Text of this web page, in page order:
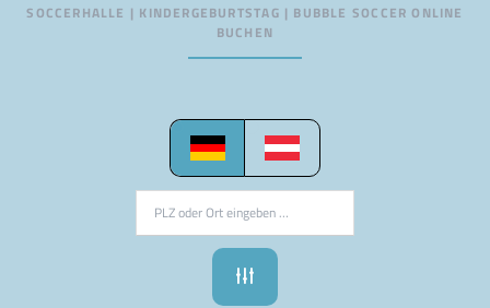
SOCCERHALLE | KINDERGEBURTSTAG | BUBBLE SOCCER ONLINE
BUCHEN
